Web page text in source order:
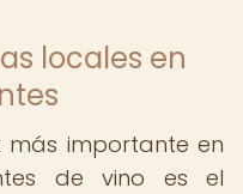
locales en
importante en
de vino es el